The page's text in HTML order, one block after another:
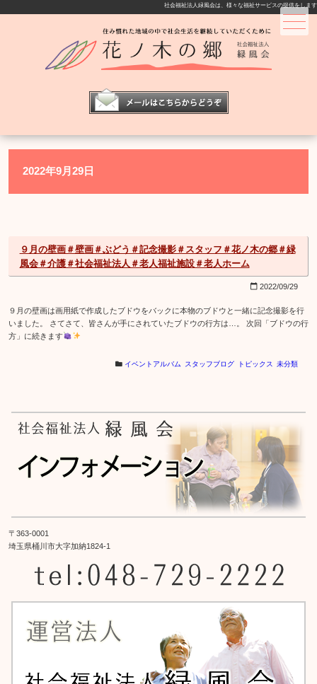
社会福祉法人緑風会は、様々な福祉サービスの提供をします
2022年9月29日
９月の壁画＃壁画＃ぶどう＃記念撮影＃スタッフ＃花ノ木の郷＃緑
風会＃介護＃社会福祉法人＃老人福祉施設＃老人ホーム
calendar_today 2022/09/29
９月の壁画は画用紙で作成したブドウをバックに本物のブドウと一緒に記念撮影を行
いました。 さてさて、皆さんが手にされていたブドウの行方は…。 次回「ブドウの行
方」に続きます
イベントアルバム スタッフブログ トピックス 未分類
〒363-0001
埼玉県桶川市大字加納1824-1